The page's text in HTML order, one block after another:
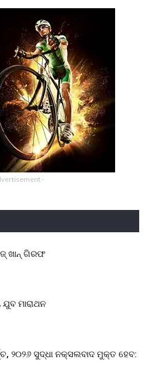
-
ଖାନ୍ ଗିରଫ
ମାରାଥନ
୨୦୨୬ ସୁଦ୍ଧା ନକ୍ସଲବାଦ ମୁକ୍ତ ହେବ: